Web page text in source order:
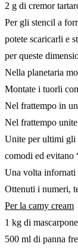
2 g di cremor
Per gli stencil a
potete scaricarli e
per queste
Nella planetaria
Montate i tuorli
Nel frattempo in
Nel frattempo
Unite per ultimi gli
comodi ed evitano
Una volta infornati
Ottenuti i numeri,
Per la camy cream
1 kg di
500 ml di panna